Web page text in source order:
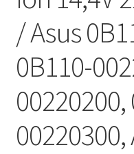
/ Asus
0B110-
00220300,